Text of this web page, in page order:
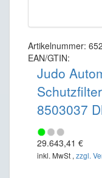
Artikelnummer:
EAN/GTIN:
Judo
8503037
29.643,41 €
inkl. MwSt , zzgl.